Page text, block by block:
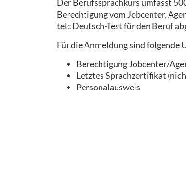
Der Berufssprachkurs umfasst
Berechtigung vom Jobcenter,
telc Deutsch-Test für den Beruf
Für die Anmeldung sind folgende
Berechtigung Jobcenter/
Letztes Sprachzertifikat
Personalausweis